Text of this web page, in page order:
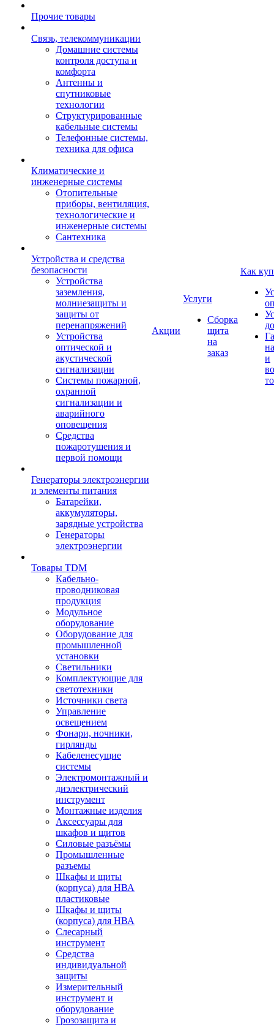
Прочие товары
Связь, телекоммуникации
Домашние системы
контроля доступа и
комфорта
Антенны и
спутниковые
технологии
Структурированные
кабельные системы
Телефонные системы,
техника для офиса
Климатические и
инженерные системы
Отопительные
приборы, вентиляция,
технологические и
инженерные системы
Сантехника
Устройства и средства
безопасности
Устройства
заземления,
молниезащиты и
защиты от
перенапряжений
Устройства
оптической и
акустической
сигнализации
Системы пожарной,
охранной
сигнализации и
аварийного
оповещения
Средства
пожаротушения и
первой помощи
Генераторы электроэнергии
и элементы питания
Батарейки,
аккумуляторы,
зарядные устройства
Генераторы
электроэнергии
Товары TDM
Кабельно-
проводниковая
продукция
Модульное
оборудование
Оборудование для
промышленной
установки
Светильники
Комплектующие для
светотехники
Источники света
Управление
освещением
Фонари, ночники,
гирлянды
Кабеленесущие
системы
Электромонтажный и
диэлектрический
инструмент
Монтажные изделия
Аксессуары для
шкафов и щитов
Силовые разъёмы
Промышленные
разъемы
Шкафы и щиты
(корпуса) для НВА
пластиковые
Шкафы и щиты
(корпуса) для НВА
Слесарный
инструмент
Средства
индивидуальной
защиты
Измерительный
инструмент и
оборудование
Грозозащита и
Акции
Услуги
Сборка
щита
на
заказ
Как
и